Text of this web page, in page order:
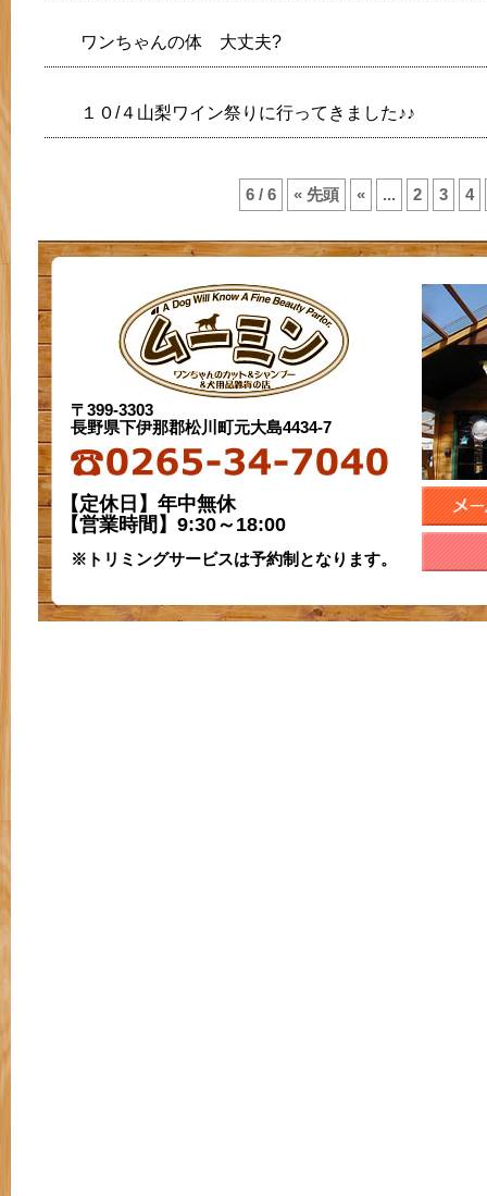
ワンちゃんの体 大丈夫?
１０/４山梨ワイン祭りに行ってきました♪♪
6 / 6 « 先頭 « ... 2 3 4
〒399-3303
長野県下伊那郡松川町元大島4434-7
【定休日】年中無休
【営業時間】9:30～18:00
※トリミングサービスは予約制となります。